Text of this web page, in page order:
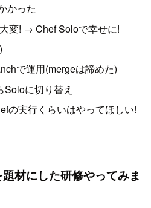
かった
変! → Chef Soloで幸せに!
で運用(mergeは諦めた)
に切り替え
の実行くらいはやってほしい!
材にした研修やってみま